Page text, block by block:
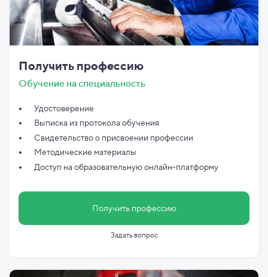
Получить профессию
Обучение на специальность
Удостоверение
Выписка из протокола обучения
Свидетельство о присвоении профессии
Методические материалы
Доступ на образовательную онлайн-платформу
Получить профессию
Задать вопрос